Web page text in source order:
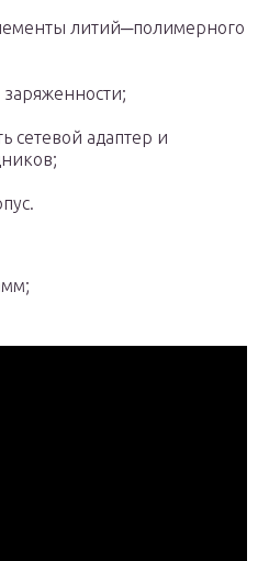
литий─полимерного
сетевой адаптер и